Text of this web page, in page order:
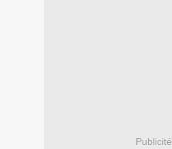
Publicité